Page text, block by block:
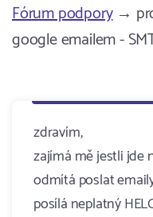
Fórum podpory→
google emailem -
zdravím,
zajímá mě jestli jde
odmítá poslat
posílá neplatný